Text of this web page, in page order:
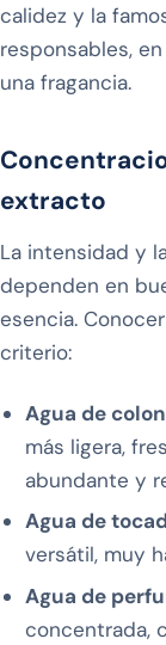
calidez y la
responsables,
una fragancia.
extracto
La intensidad y
dependen en
esencia.
criterio:
Agua de
más ligera,
abundante y
Agua de
versátil, muy
Agua de
concentrada,